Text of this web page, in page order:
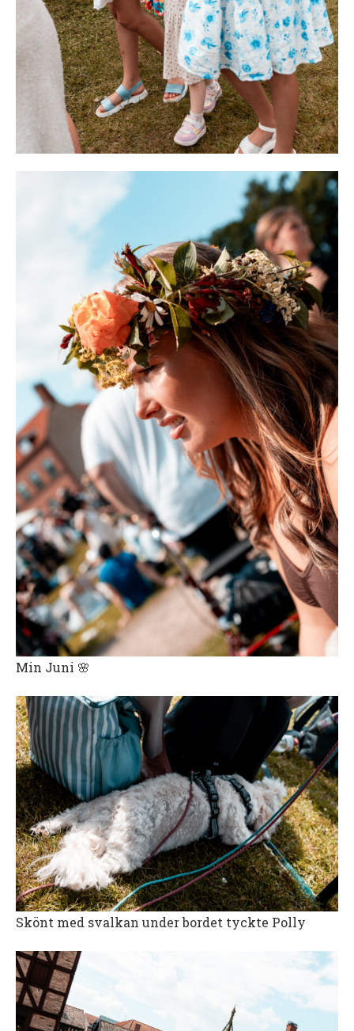
Min Juni 🌸
Skönt med svalkan under bordet tyckte Polly